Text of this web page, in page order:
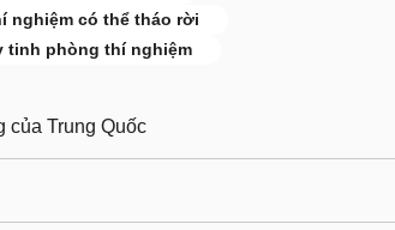
nghiệm có thể tháo rời
tinh phòng thí nghiệm
của Trung Quốc